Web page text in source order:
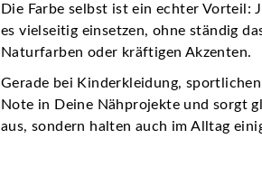
Die Farbe selbst ist ein echter Vorteil:
es vielseitig einsetzen, ohne ständig
Naturfarben oder kräftigen Akzenten.
Gerade bei Kinderkleidung,
Note in Deine Nähprojekte und sorgt
aus, sondern halten auch im Alltag